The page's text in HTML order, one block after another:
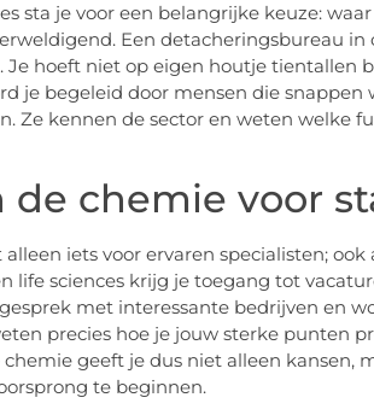
sta je voor een belangrijke keuze:
Een detacheringsbureau
hoeft niet op eigen houtje tientallen
je begeleid door mensen die
Ze kennen de sector en weten welke
chemie voor
iets voor ervaren specialisten; ook
life sciences krijg je toegang tot
met interessante bedrijven en
precies hoe je jouw sterke punten
geeft je dus niet alleen kansen,
te beginnen.